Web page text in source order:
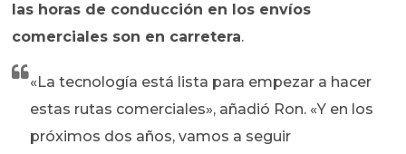
las horas de conducción en los envíos
comerciales son en carretera.
«La tecnología está lista para empezar a hacer
estas rutas comerciales», añadió Ron. «Y en los
próximos dos años, vamos a seguir